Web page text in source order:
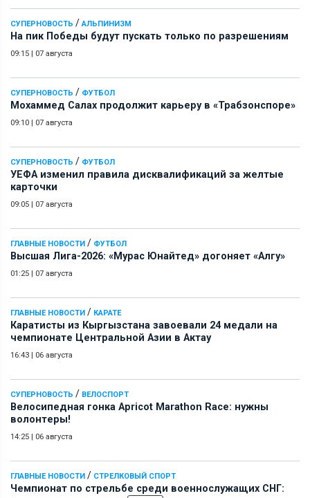
СУПЕРНОВОСТЬ / АЛЬПИНИЗМ
На пик Победы будут пускать только по разрешениям
09:15 | 07 августа
СУПЕРНОВОСТЬ / ФУТБОЛ
Мохаммед Салах продолжит карьеру в «Трабзонспоре»
09:10 | 07 августа
СУПЕРНОВОСТЬ / ФУТБОЛ
УЕФА изменил правила дисквалификаций за желтые
карточки
09:05 | 07 августа
ГЛАВНЫЕ НОВОСТИ / ФУТБОЛ
Высшая Лига-2026: «Мурас Юнайтед» догоняет «Алгу»
01:25 | 07 августа
ГЛАВНЫЕ НОВОСТИ / КАРАТЕ
Каратисты из Кыргызстана завоевали 24 медали на
чемпионате Центральной Азии в Актау
16:43 | 06 августа
СУПЕРНОВОСТЬ / ВЕЛОСПОРТ
Велосипедная гонка Apricot Marathon Race: нужны
волонтеры!
14:25 | 06 августа
ГЛАВНЫЕ НОВОСТИ / СТРЕЛКОВЫЙ СПОРТ
Чемпионат по стрельбе среди военнослужащих СНГ: